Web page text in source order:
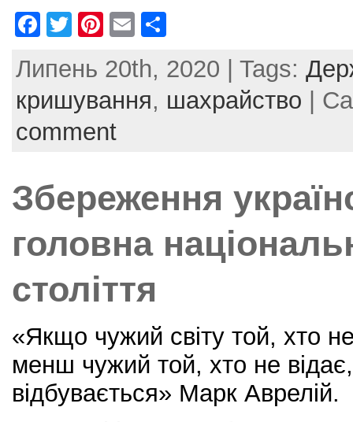
F
c
e
b
k
T
itt
er
Pi
er
e
st
E
ai
l
ar
e
Липень 20th, 2020 | Tags:
кришування, шахрайство |
comment
Збереження
головна
століття
«Якщо чужий світу той, хто
менш чужий той, хто не
відбувається» Марк Аврелій.